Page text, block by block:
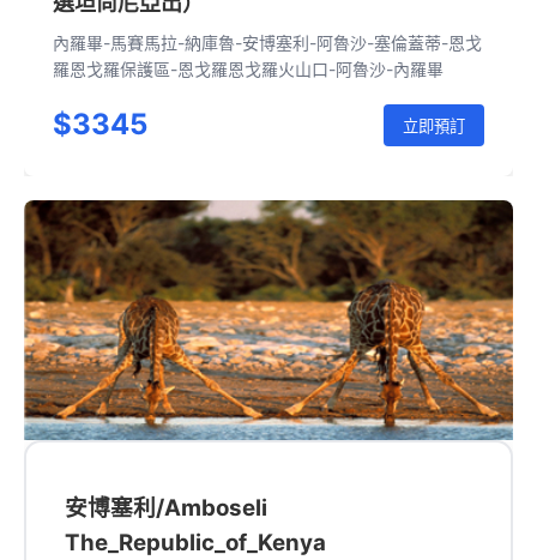
內羅畢-馬賽馬拉-納庫魯-安博塞利-阿魯沙-塞倫蓋蒂-恩戈
羅恩戈羅保護區-恩戈羅恩戈羅火山口-阿魯沙-內羅畢
$3345 立即預訂
安博塞利/Amboseli
The_Republic_of_Kenya